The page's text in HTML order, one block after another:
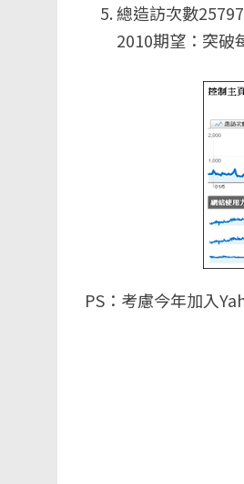
總造訪次數
2010期望：突破
PS：考慮今年加入